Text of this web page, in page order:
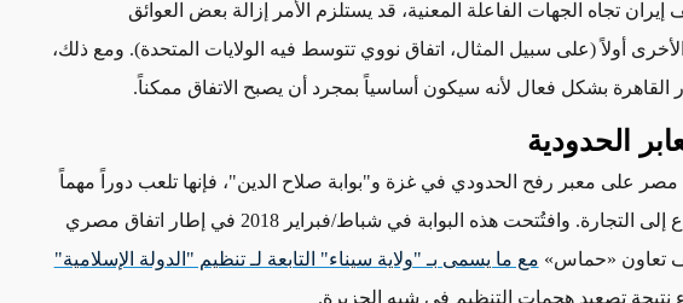
إيران تجاه الجهات الفاعلة المعنية، قد يستلزم الأمر إزالة بعض العوائق
أولاً (على سبيل المثال، اتفاق نووي تتوسط فيه الولايات المتحدة). ومع ذلك،
القاهرة بشكل فعال لأنه سيكون أساسياً بمجرد أن يصبح الاتفاق ممكناً.
الحدودية
على معبر رفح الحدودي في غزة و"بوابة صلاح الدين"، فإنها تلعب دوراً مهماً
في نفاذ القطاع إلى التجارة. وافتُتحت هذه البوابة في شباط/فبراير 2018 في إطار اتفاق مصري
تعاون «حماس» مع ما يسمى بـ "ولاية سيناء" التابعة لـ تنظيم "الدولة الإسلامية"
نتيجة تصعيدهجمات التنظيم في شبه الجزيرة.